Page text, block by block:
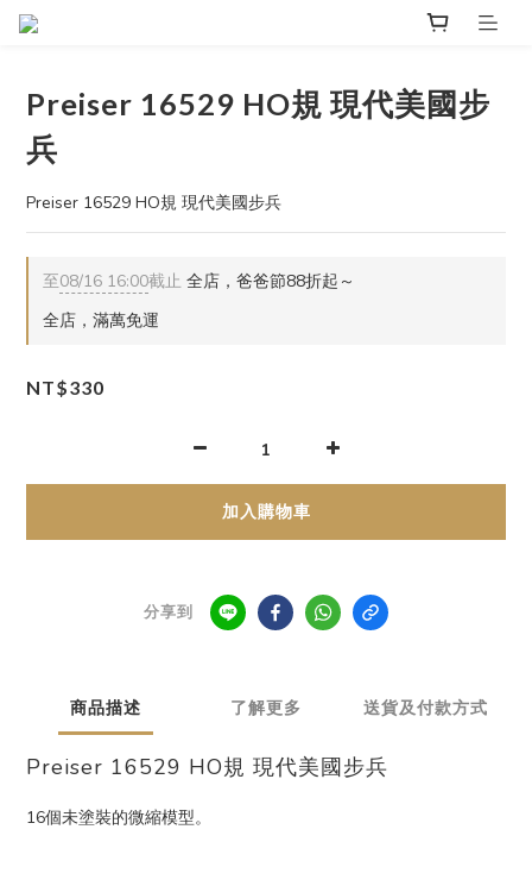
Preiser 16529 HO規 現代美國步
兵
Preiser 16529 HO規 現代美國步兵
至08/16 16:00截止 全店，爸爸節88折起～
全店，滿萬免運
NT$330
加入購物車
分享到
商品描述 了解更多 送貨及付款方式
Preiser 16529 HO規 現代美國步兵
16個未塗裝的微縮模型。